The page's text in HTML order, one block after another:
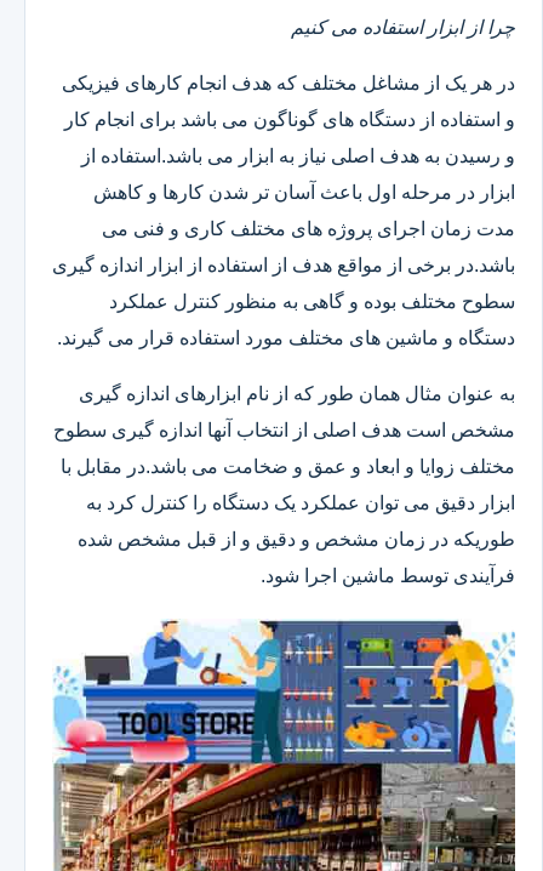
چرا از ابزار استفاده می کنیم
در هر یک از مشاغل مختلف که هدف انجام کارهای فیزیکی
و استفاده از دستگاه های گوناگون می باشد برای انجام کار
و رسیدن به هدف اصلی نیاز به ابزار می باشد.استفاده از
ابزار در مرحله اول باعث آسان تر شدن کارها و کاهش
مدت زمان اجرای پروژه های مختلف کاری و فنی می
باشد.در برخی از مواقع هدف از استفاده از ابزار اندازه گیری
سطوح مختلف بوده و گاهی به منظور کنترل عملکرد
دستگاه و ماشین های مختلف مورد استفاده قرار می گیرند.
به عنوان مثال همان طور که از نام ابزارهای اندازه گیری
مشخص است هدف اصلی از انتخاب آنها اندازه گیری سطوح
مختلف زوایا و ابعاد و عمق و ضخامت می باشد.در مقابل با
ابزار دقیق می توان عملکرد یک دستگاه را کنترل کرد به
طوریکه در زمان مشخص و دقیق و از قبل مشخص شده
فرآیندی توسط ماشین اجرا شود.